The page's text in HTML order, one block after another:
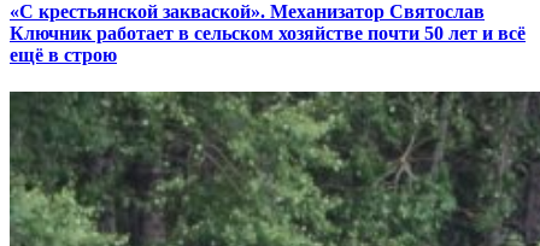
«С крестьянской закваской». Механизатор Святослав
Ключник работает в сельском хозяйстве почти 50 лет и всё
ещё в строю